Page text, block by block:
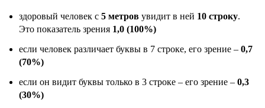
здоровый человек с 5 метров увидит в ней 10 строку.
Это показатель зрения 1,0 (100%)
если человек различает буквы в 7 строке, его зрение – 0,7
(70%)
если он видит буквы только в 3 строке – его зрение – 0,3
(30%)